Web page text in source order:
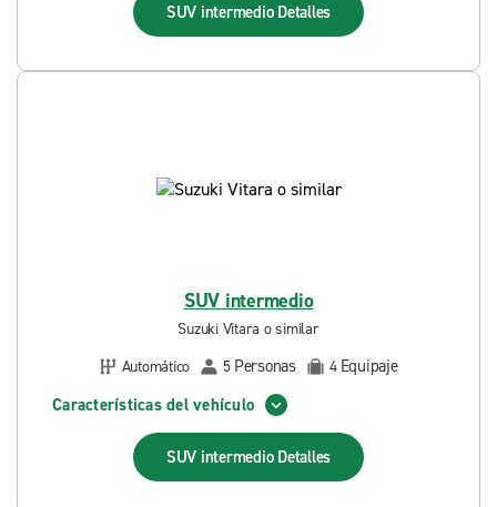
SUV intermedio Detalles
SUV intermedio
Suzuki Vitara o similar
Automático
5 Personas 4 Equipaje
Características del vehículo
SUV intermedio Detalles